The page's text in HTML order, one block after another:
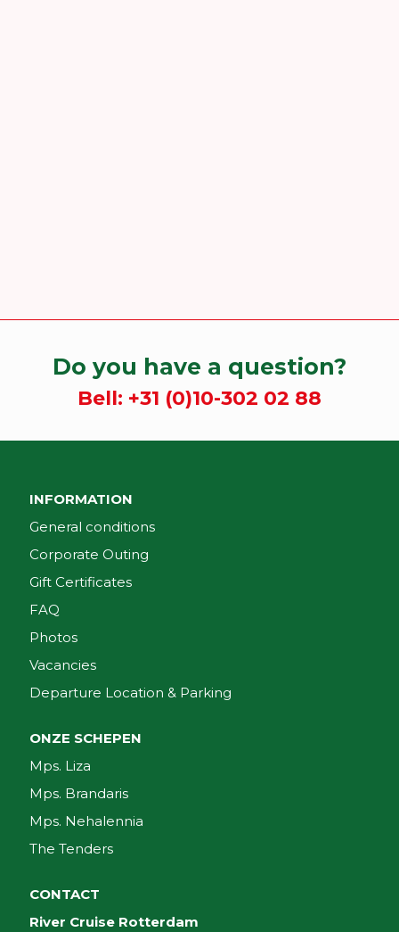
Do you have a question?
Bell: +31 (0)10-302 02 88
INFORMATION
General conditions
Corporate Outing
Gift Certificates
FAQ
Photos
Vacancies
Departure Location & Parking
ONZE SCHEPEN
Mps. Liza
Mps. Brandaris
Mps. Nehalennia
The Tenders
CONTACT
River Cruise Rotterdam